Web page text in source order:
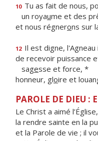
10 Tu as fait de nous,
un royaume et des
et nous régnerons sur
12 Il est digne, l'Agneau
de recevoir puissance
sagesse et force, *
honneur, gloire et
PAROLE DE DIEU :
Le Christ a aimé
la rendre sainte en la
et la Parole de vie ; il